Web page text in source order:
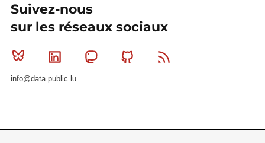
Suivez-nous
sur les réseaux sociaux
Bluesky Linkedin MastodonGithub
info@data.public.lu